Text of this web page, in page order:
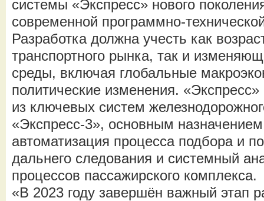
системы «Экспресс» нового
современной программно-
Разработка должна учесть как
транспортного рынка, так и
среды, включая глобальные
политические изменения.
из ключевых систем
«Экспресс-3», основным
автоматизация процесса подбора и
дальнего следования и системный
процессов пассажирского комплекса.
«В 2023 году завершён важный этап